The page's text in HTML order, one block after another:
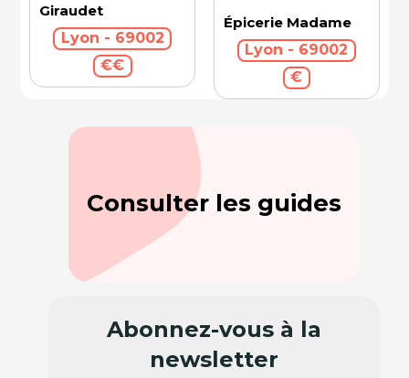
Giraudet
Lyon - 69002
€€
Épicerie Madame
Lyon - 69002
€
Consulter les guides
Abonnez-vous à la
newsletter